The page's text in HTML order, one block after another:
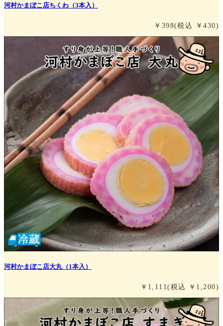
河村かまぼこ店ちくわ（3本入）
￥398(税込 ￥430)
河村かまぼこ店大丸（1本入）
￥1,111(税込 ￥1,200)